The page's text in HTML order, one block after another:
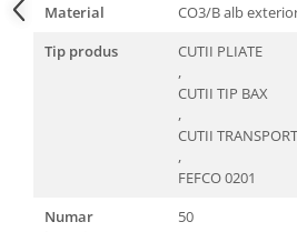
Material
CO3/B alb
Tip produs
CUTII PLIATE
,
CUTII TIP BAX
,
CUTII TRANSPORT
,
FEFCO 0201
Numar
50